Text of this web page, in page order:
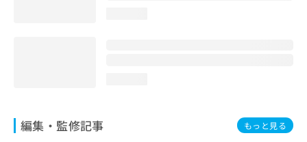
編集・監修記事 もっと見る